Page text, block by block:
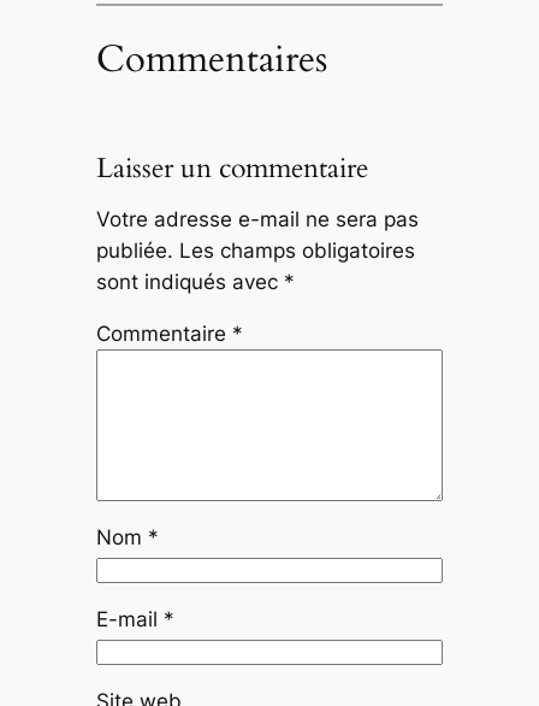
Commentaires
Laisser un commentaire
Votre adresse e-mail ne sera pas
publiée. Les champs obligatoires
sont indiqués avec *
Commentaire *
Nom *
E-mail *
Site web